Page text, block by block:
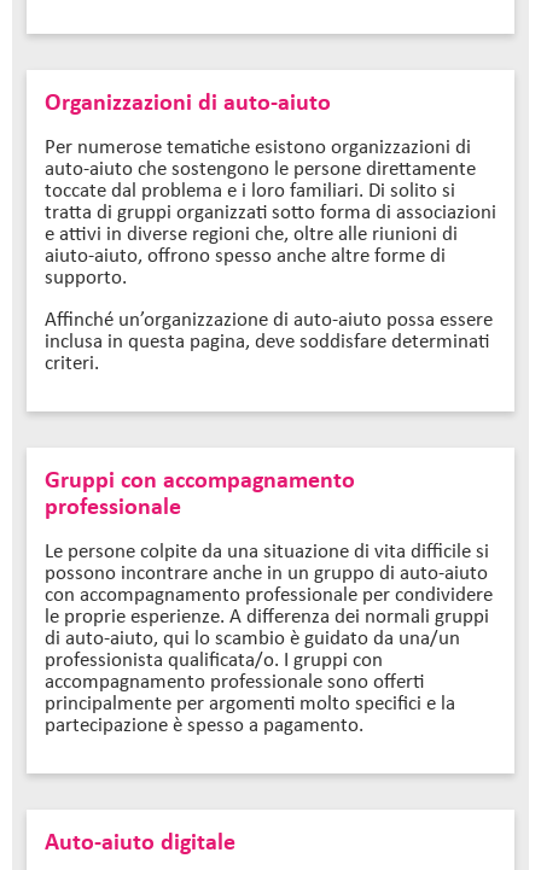
Organizzazioni di auto-aiuto
Per numerose tematiche esistono organizzazioni di
auto-aiuto che sostengono le persone direttamente
toccate dal problema e i loro familiari. Di solito si
tratta di gruppi organizzati sotto forma di associazioni
e attivi in diverse regioni che, oltre alle riunioni di
aiuto-aiuto, offrono spesso anche altre forme di
supporto.
Affinché un’organizzazione di auto-aiuto possa essere
inclusa in questa pagina, deve soddisfare determinati
criteri.
Gruppi con accompagnamento
professionale
Le persone colpite da una situazione di vita difficile si
possono incontrare anche in un gruppo di auto-aiuto
con accompagnamento professionale per condividere
le proprie esperienze. A differenza dei normali gruppi
di auto-aiuto, qui lo scambio è guidato da una/un
professionista qualificata/o. I gruppi con
accompagnamento professionale sono offerti
principalmente per argomenti molto specifici e la
partecipazione è spesso a pagamento.
Auto-aiuto digitale